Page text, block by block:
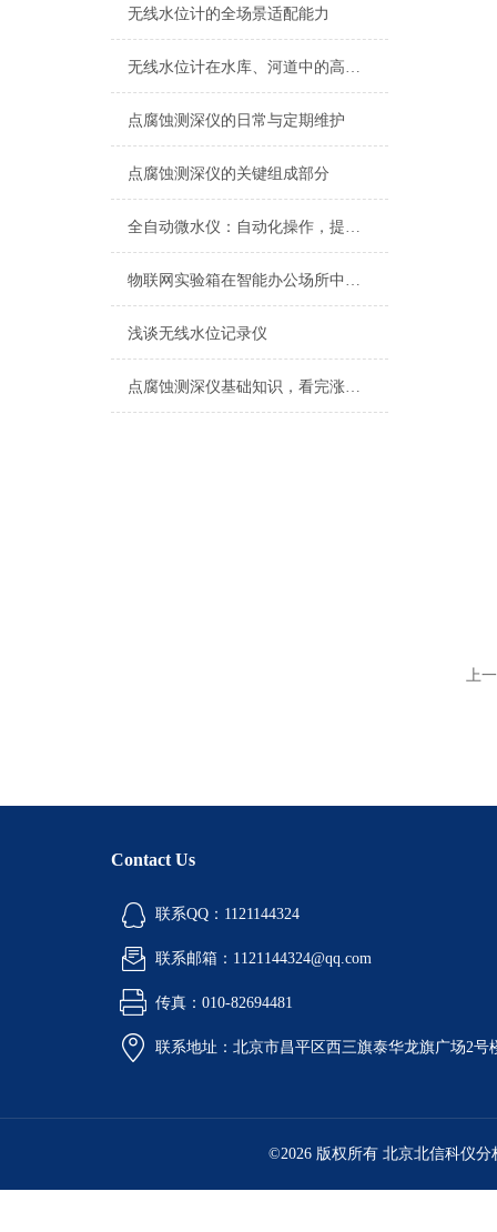
无线水位计的全场景适配能力
无线水位计在水库、河道中的高效应用
点腐蚀测深仪的日常与定期维护
点腐蚀测深仪的关键组成部分
全自动微水仪：自动化操作，提高检测效率
物联网实验箱在智能办公场所中的应用
浅谈无线水位记录仪
点腐蚀测深仪基础知识，看完涨知识
上
Contact Us
联系QQ：1121144324
联系邮箱：1121144324@qq.com
传真：010-82694481
联系地址：北京市昌平区西三旗泰华龙旗广场2号
©2026 版权所有 北京北信科仪